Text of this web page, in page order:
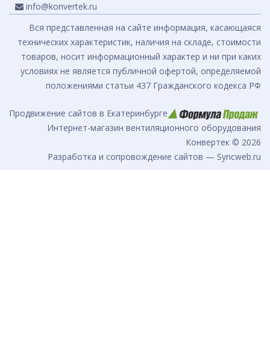
info@konvertek.ru
Вся представленная на сайте информация, касающаяся
технических характеристик, наличия на складе, стоимости
товаров, носит информационный характер и ни при каких
условиях не является публичной офертой, определяемой
положениями статьи 437 Гражданского кодекса РФ
Продвижение сайтов в Екатеринбурге
Интернет-магазин вентиляционного оборудования
Конвертек © 2026
Разработка и сопровождение сайтов — Syncweb.ru